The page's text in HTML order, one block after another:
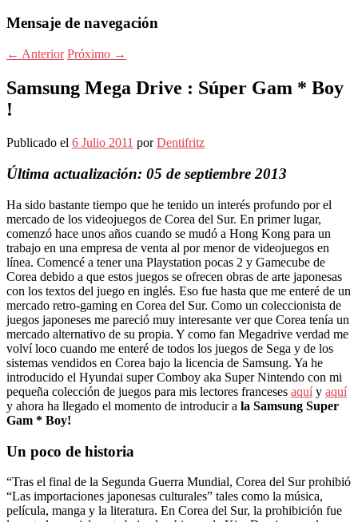
Mensaje de navegación
← Anterior Próximo →
Samsung Mega Drive : Súper Gam * Boy
!
Publicado el 6 Julio 2011 porDentifritz
Última actualización: 05 de septiembre 2013
Ha sido bastante tiempo que he tenido un interés profundo por el
mercado de los videojuegos de Corea del Sur. En primer lugar,
comenzó hace unos años cuando se mudó a Hong Kong para un
trabajo en una empresa de venta al por menor de videojuegos en
línea. Comencé a tener una Playstation pocas 2 y Gamecube de
Corea debido a que estos juegos se ofrecen obras de arte japonesas
con los textos del juego en inglés. Eso fue hasta que me enteré de un
mercado retro-gaming en Corea del Sur. Como un coleccionista de
juegos japoneses me pareció muy interesante ver que Corea tenía un
mercado alternativo de su propia. Y como fan Megadrive verdad me
volví loco cuando me enteré de todos los juegos de Sega y de los
sistemas vendidos en Corea bajo la licencia de Samsung. Ya he
introducido el Hyundai super Comboy aka Super Nintendo con mi
pequeña colección de juegos para mis lectores franceses aquíy aquí
y ahora ha llegado el momento de introducir a la Samsung Super
Gam * Boy!
Un poco de historia
“Tras el final de la Segunda Guerra Mundial, Corea del Sur prohibió
“Las importaciones japonesas culturales” tales como la música,
película, manga y la literatura. En Corea del Sur, la prohibición fue